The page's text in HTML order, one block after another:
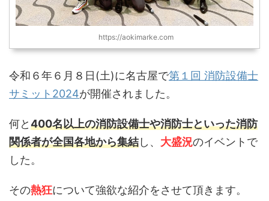
https://aokimarke.com
令和６年６月８日(土)に名古屋で第１回 消防設備士
サミット2024が開催されました。
何と400名以上の消防設備士や消防士といった消防
関係者が全国各地から集結し、 大盛況のイベントで
した。
その熱狂について強欲な紹介をさせて頂きます。